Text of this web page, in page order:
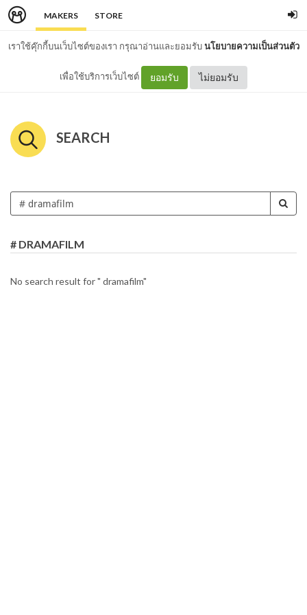
MAKERS STORE
เราใช้คุ๊กกี้บนเว็บไซต์ของเรา กรุณาอ่านและยอมรับนโยบายความเป็นส่วนตัว
เพื่อใช้บริการเว็บไซต์ ยอมรับ ไม่ยอมรับ
SEARCH
# DRAMAFILM
No search result for " dramafilm"